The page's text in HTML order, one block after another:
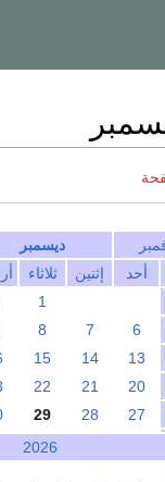
ديسمبر
أحد إثنين ثلاثاء
1
6
7
8
13
14
15
20
21
22
27
28
29
2026